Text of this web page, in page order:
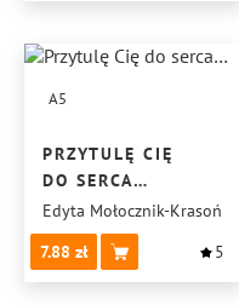
A5
PRZYTULĘ CIĘ
DO SERCA…
Edyta Mołocznik-Krasoń
7.88
5